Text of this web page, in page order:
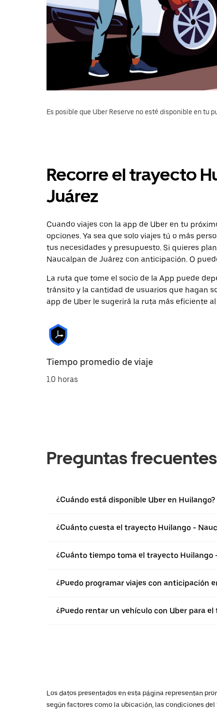
Es posible que Uber Reserve no esté disponible en tu
Recorre el trayecto
Juárez
Cuando viajes con la app de Uber en tu
opciones. Ya sea que solo viajes tú o más
tus necesidades y presupuesto. Si quieres
Naucalpan de Juárez con anticipación. O
La ruta que tome el socio de la App puede
tránsito y la cantidad de usuarios que hagan
app de Uber le sugerirá la ruta más eficiente
Tiempo promedio de viaje
1.0 horas
Preguntas frecuentes
¿Cuándo está disponible Uber en Huilango?
¿Cuánto cuesta el trayecto Huilango -
¿Cuánto tiempo toma el trayecto Huilango
¿Puedo programar viajes con anticipación
¿Puedo rentar un vehículo con Uber para
Los datos presentados en esta página representan
según factores como la ubicación, las condiciones